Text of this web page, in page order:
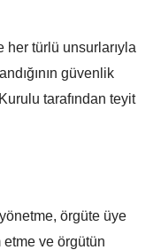
her türlü unsurlarıyla
güvenlik
tarafından teyit
örgüte üye
ve örgütün